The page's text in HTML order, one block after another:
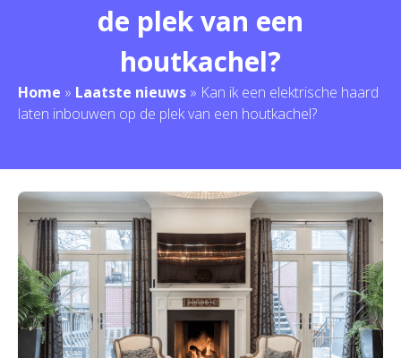
de plek van een
houtkachel?
Home » Laatste nieuws » Kan ik een elektrische haard
laten inbouwen op de plek van een houtkachel?